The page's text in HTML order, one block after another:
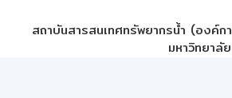
สถาบันสารสนเทศทรัพยากรน้ำ (องค์ก
มหาวิทยาลั